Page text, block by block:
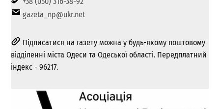
gazeta_np@ukr.net
Підписатися на газету можна у будь-якому поштовому
відділенні міста Одеси та Одеської області. Передплатний
індекс - 96217.